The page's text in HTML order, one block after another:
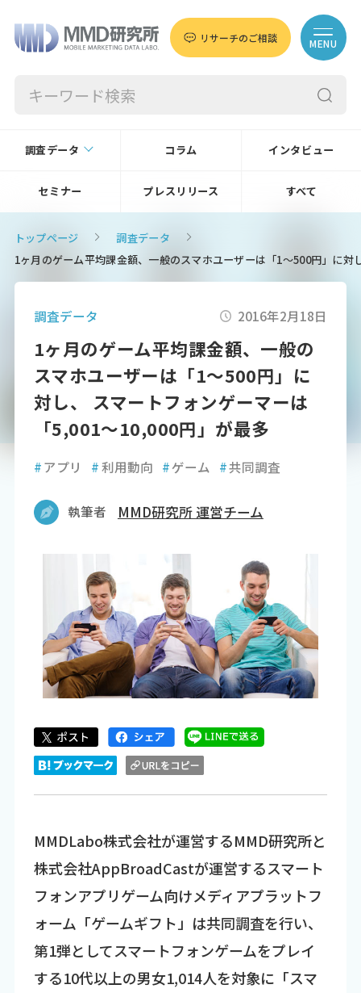
リサーチのご相談 MENU
調査データ コラム インタビュー
セミナー プレスリリース すべて
トップページ
調査データ
1ヶ月のゲーム平均課金額、一般のスマホユーザーは「1～500円」に
調査データ 2016年2月18日
1ヶ月のゲーム平均課金額、一般の
スマホユーザーは「1～500円」に
対し、 スマートフォンゲーマーは
「5,001～10,000円」が最多
#アプリ #利用動向 #ゲーム #共同調査
執筆者 MMD研究所 運営チーム
MMDLabo株式会社が運営するMMD研究所と
株式会社AppBroadCastが運営するスマート
フォンアプリゲーム向けメディアプラットフ
ォーム「ゲームギフト」は共同調査を行い、
第1弾としてスマートフォンゲームをプレイ
する10代以上の男女1,014人を対象に「スマ